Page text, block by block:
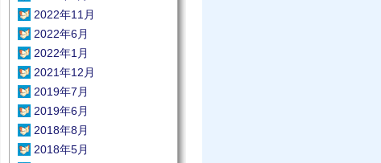
2022年11月
2022年6月
2022年1月
2021年12月
2019年7月
2019年6月
2018年8月
2018年5月